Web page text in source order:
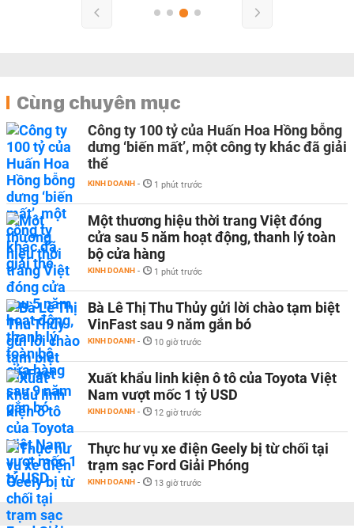
Cùng chuyên mục
Công ty 100 tỷ của Huấn Hoa Hồng bỗng
dưng ‘biến mất’, một công ty khác đã giải
thể
KINH DOANH - 1 phút trước
Một thương hiệu thời trang Việt đóng
cửa sau 5 năm hoạt động, thanh lý toàn
bộ cửa hàng
KINH DOANH - 1 phút trước
Bà Lê Thị Thu Thủy gửi lời chào tạm biệt
VinFast sau 9 năm gắn bó
KINH DOANH - 10 giờ trước
Xuất khẩu linh kiện ô tô của Toyota Việt
Nam vượt mốc 1 tỷ USD
KINH DOANH - 12 giờ trước
Thực hư vụ xe điện Geely bị từ chối tại
trạm sạc Ford Giải Phóng
KINH DOANH - 13 giờ trước